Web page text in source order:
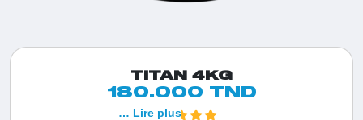
TITAN 4KG
180.000 TND
… Lire plus